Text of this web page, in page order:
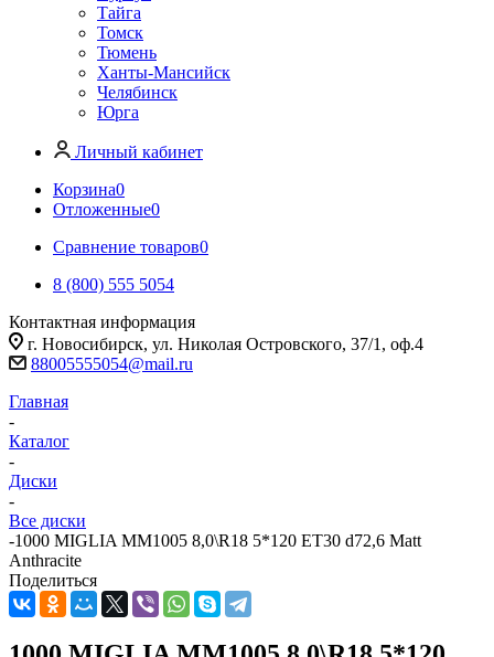
Тайга
Томск
Тюмень
Ханты-Мансийск
Челябинск
Юрга
Личный кабинет
Корзина0
Отложенные0
Сравнение товаров0
8 (800) 555 5054
Контактная информация
г. Новосибирск, ул. Николая Островского, 37/1, оф.4
88005555054@mail.ru
Главная
-
Каталог
-
Диски
-
Все диски
-1000 MIGLIA MM1005 8,0\R18 5*120 ET30 d72,6 Matt
Anthracite
Поделиться